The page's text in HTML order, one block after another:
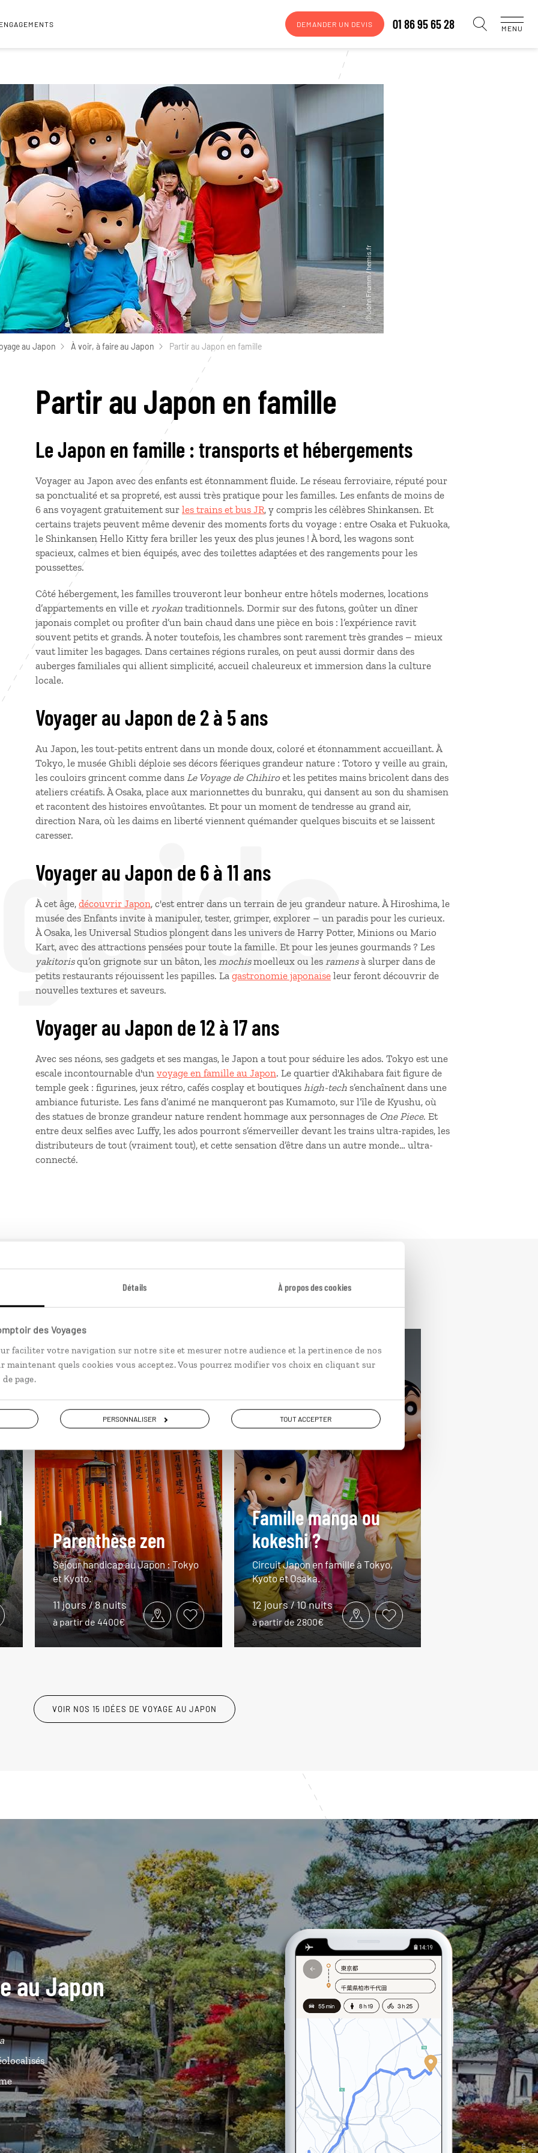
Détails À propos des cookies
des Voyages
faciliter votre navigation sur notre site et mesurer notre audience et la pertinence de nos
maintenant quels cookies vous acceptez. Vous pourrez modifier vos choix en cliquant sur
page.
PERSONNALISER TOUT ACCEPTER
DEMANDER UN DEVIS 01 86 95 65 28 MENU
au Japon À voir, à faire au Japon Partir au Japon en famille
Partir au Japon en famille
Le Japon en famille : transports et hébergements
Voyager au Japon avec des enfants est étonnamment fluide. Le réseau ferroviaire, réputé pour
sa ponctualité et sa propreté, est aussi très pratique pour les familles. Les enfants de moins de
6 ans voyagent gratuitement sur les trains et bus JR, y compris les célèbres Shinkansen. Et
certains trajets peuvent même devenir des moments forts du voyage : entre Osaka et Fukuoka,
le Shinkansen Hello Kitty fera briller les yeux des plus jeunes ! À bord, les wagons sont
spacieux, calmes et bien équipés, avec des toilettes adaptées et des rangements pour les
poussettes.
Côté hébergement, les familles trouveront leur bonheur entre hôtels modernes, locations
d’appartements en ville et ryokan traditionnels. Dormir sur des futons, goûter un dîner
japonais complet ou profiter d’un bain chaud dans une pièce en bois : l’expérience ravit
souvent petits et grands. À noter toutefois, les chambres sont rarement très grandes – mieux
vaut limiter les bagages. Dans certaines régions rurales, on peut aussi dormir dans des
auberges familiales qui allient simplicité, accueil chaleureux et immersion dans la culture
locale.
Voyager au Japon de 2 à 5 ans
Au Japon, les tout-petits entrent dans un monde doux, coloré et étonnamment accueillant. À
Tokyo, le musée Ghibli déploie ses décors féeriques grandeur nature : Totoro y veille au grain,
les couloirs grincent comme dans Le Voyage de Chihiroet les petites mains bricolent dans des
ateliers créatifs. À Osaka, place aux marionnettes du bunraku, qui dansent au son du shamisen
et racontent des histoires envoûtantes. Et pour un moment de tendresse au grand air,
direction Nara, où les daims en liberté viennent quémander quelques biscuits et se laissent
caresser.
Voyager au Japon de 6 à 11 ans
À cet âge, découvrir Japon, c'est entrer dans un terrain de jeu grandeur nature. À Hiroshima, le
musée des Enfants invite à manipuler, tester, grimper, explorer – un paradis pour les curieux.
À Osaka, les Universal Studios plongent dans les univers de Harry Potter, Minions ou Mario
Kart, avec des attractions pensées pour toute la famille. Et pour les jeunes gourmands ? Les
yakitorisqu’on grignote sur un bâton, les mochismoelleux ou les ramensà slurper dans de
petits restaurants réjouissent les papilles. La gastronomie japonaise leur feront découvrir de
nouvelles textures et saveurs.
Voyager au Japon de 12 à 17 ans
Avec ses néons, ses gadgets et ses mangas, le Japon a tout pour séduire les ados. Tokyo est une
escale incontournable d'un voyage en famille au Japon. Le quartier d'Akihabara fait figure de
temple geek : figurines, jeux rétro, cafés cosplay et boutiques high-tech s’enchaînent dans une
ambiance futuriste. Les fans d’animé ne manqueront pas Kumamoto, sur l’île de Kyushu, où
des statues de bronze grandeur nature rendent hommage aux personnages de One Piece. Et
entre deux selfies avec Luffy, les ados pourront s’émerveiller devant les trains ultra-rapides, les
distributeurs de tout (vraiment tout), et cette sensation d’être dans un autre monde… ultra-
connecté.
Japon
Parenthèse zen
Séjour handicap au Japon : Tokyo
et Kyoto.
11 jours / 8 nuits
à partir de 4400€
En train En famille Japon
Famille manga ou
kokeshi ?
Circuit Japon en famille à Tokyo,
Kyoto et Osaka.
12 jours / 10 nuits
à partir de 2800€
VOIR NOS 15 IDÉES DE VOYAGE AU JAPON
au Japon